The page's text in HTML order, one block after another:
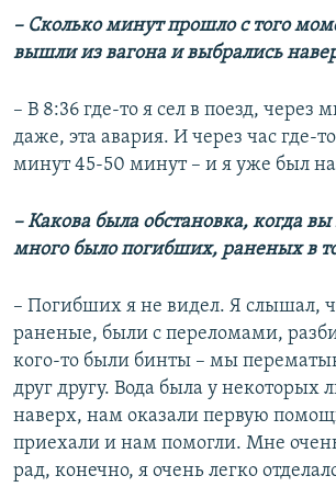
– Сколько минут прошло с того
вышли из вагона и выбрались
– В 8:36 где-то я сел в поезд, через
даже, эта авария. И через час где-
минут 45-50 минут – и я уже был
– Какова была обстановка, когда
много было погибших, раненых в
– Погибших я не видел. Я слышал,
раненые, были с переломами,
кого-то были бинты – мы
друг другу. Вода была у
наверх, нам оказали первую
приехали и нам помогли. Мне
рад, конечно, я очень легко